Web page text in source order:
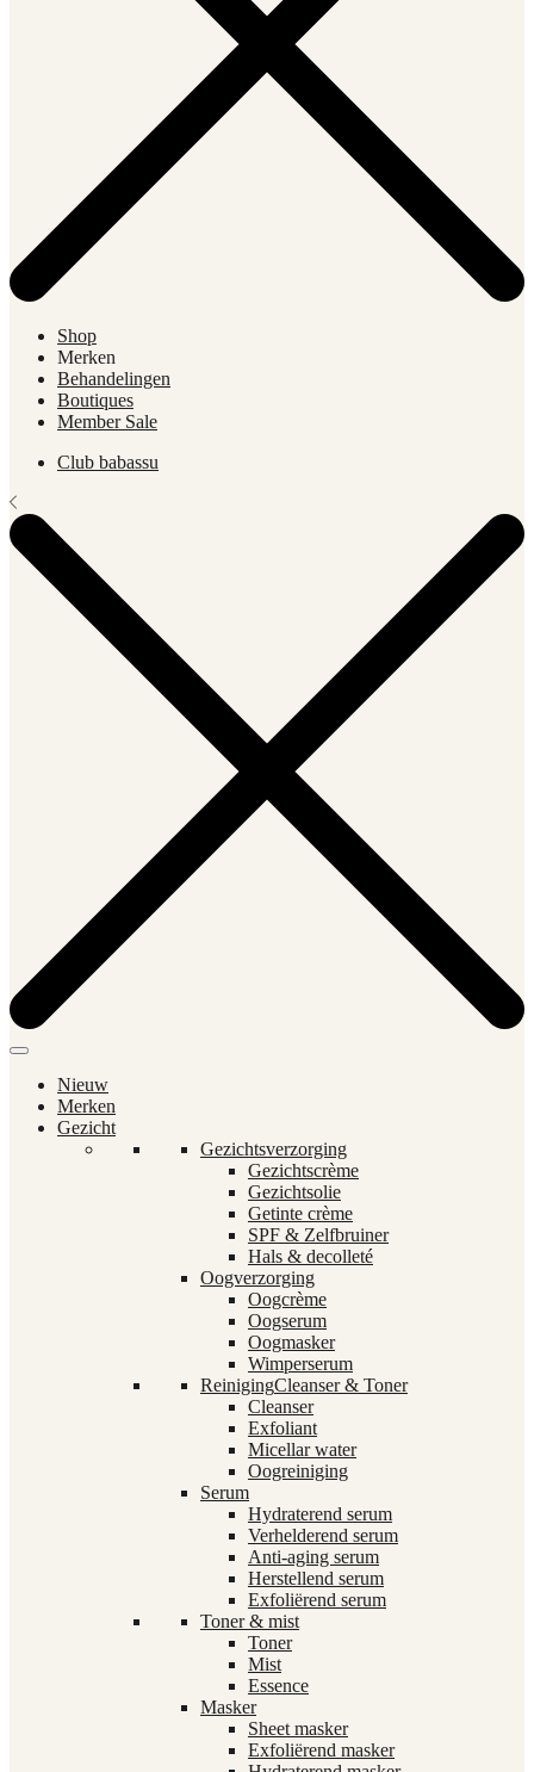
Shop
Merken
Behandelingen
Boutiques
Member Sale
Club babassu
Nieuw
Merken
Gezicht
Gezichtsverzorging
Gezichtscrème
Gezichtsolie
Getinte crème
SPF & Zelfbruiner
Hals & decolleté
Oogverzorging
Oogcrème
Oogserum
Oogmasker
Wimperserum
ReinigingCleanser & Toner
Cleanser
Exfoliant
Micellar water
Oogreiniging
Serum
Hydraterend serum
Verhelderend serum
Anti-aging serum
Herstellend serum
Exfoliërend serum
Toner & mist
Toner
Mist
Essence
Masker
Sheet masker
Exfoliërend masker